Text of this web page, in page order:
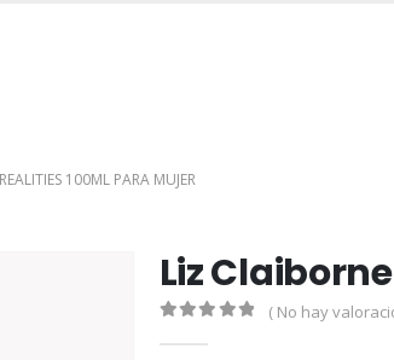
100ML PARA MUJER
Liz
( No hay